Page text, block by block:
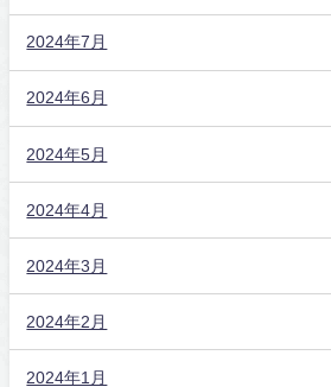
2024年7月
2024年6月
2024年5月
2024年4月
2024年3月
2024年2月
2024年1月